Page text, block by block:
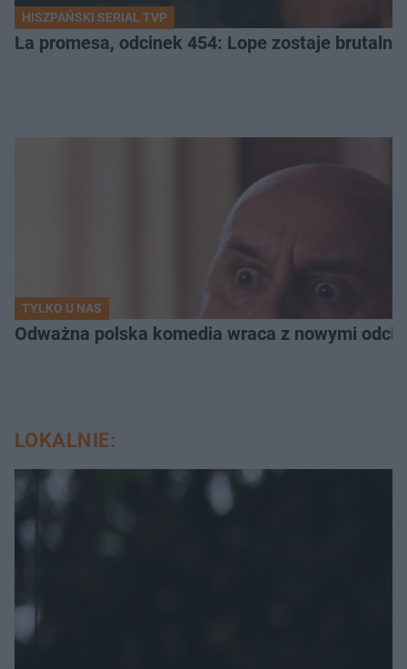
HISZPAŃSKI SERIAL TVP
La promesa, odcinek 454: Lope zostaje
TYLKO U NAS
Odważna polska komedia wraca z nowymi
LOKALNIE: